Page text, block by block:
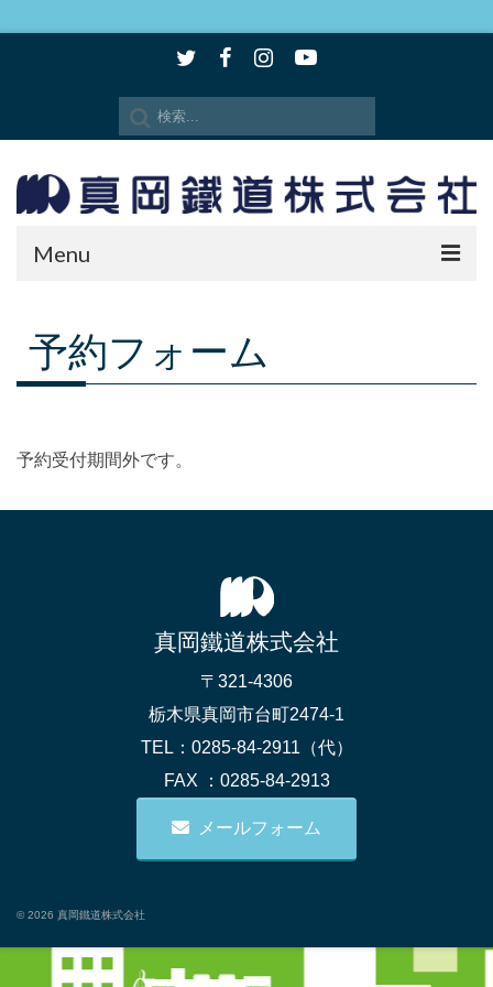
Menu
SLもおか
観光情報
サイトポリシー
予約フォーム
予約受付期間外です。
真岡鐵道株式会社
〒321-4306
栃木県真岡市台町2474-1
TEL：0285-84-2911（代）
FAX ：0285-84-2913
メールフォーム
© 2026 真岡鐵道株式会社